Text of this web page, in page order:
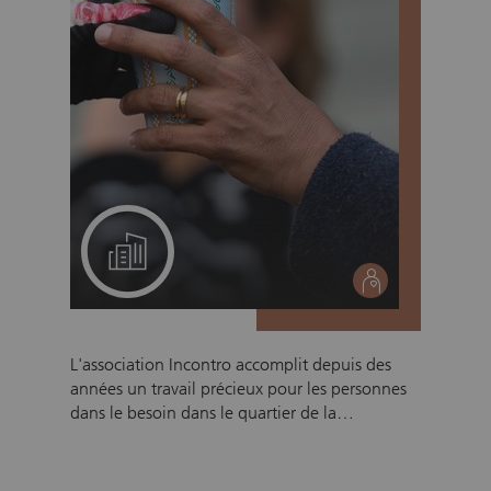
Un projet pour votre équipe
social
L'association Incontro accomplit depuis des
années un travail précieux pour les personnes
dans le besoin dans le quartier de la